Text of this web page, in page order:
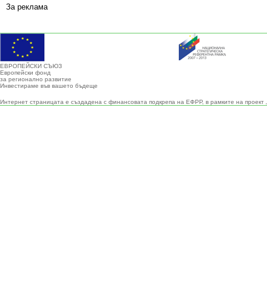
За реклама
ЕВРОПЕЙСКИ СЪЮЗ
Европейски фонд
за регионално развитие
Инвестираме във вашето бъдеще
Интернет страницата е създадена с финансовата подкрепа на ЕФРР, в рамките на